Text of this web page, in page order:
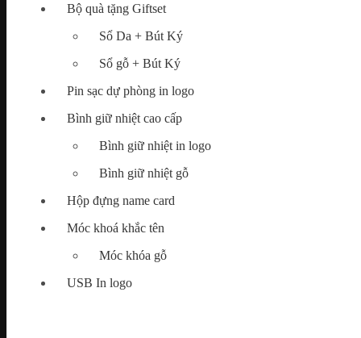
Bộ quà tặng Giftset
Sổ Da + Bút Ký
Sổ gỗ + Bút Ký
Pin sạc dự phòng in logo
Bình giữ nhiệt cao cấp
Bình giữ nhiệt in logo
Bình giữ nhiệt gỗ
Hộp đựng name card
Móc khoá khắc tên
Móc khóa gỗ
USB In logo